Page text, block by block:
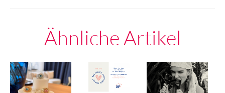
Ähnliche Artikel